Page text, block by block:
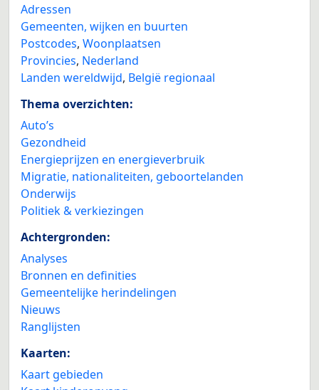
Adressen
Gemeenten, wijken en buurten
Postcodes, Woonplaatsen
Provincies, Nederland
Landen wereldwijd, België regionaal
Thema overzichten:
Auto’s
Gezondheid
Energieprijzen en energieverbruik
Migratie, nationaliteiten, geboortelanden
Onderwijs
Politiek & verkiezingen
Achtergronden:
Analyses
Bronnen en definities
Gemeentelijke herindelingen
Nieuws
Ranglijsten
Kaarten:
Kaart gebieden